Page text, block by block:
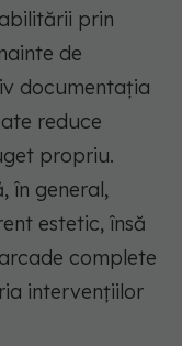
prin
de
documentația
reduce
propriu.
în general,
estetic, însă
complete
intervențiilor